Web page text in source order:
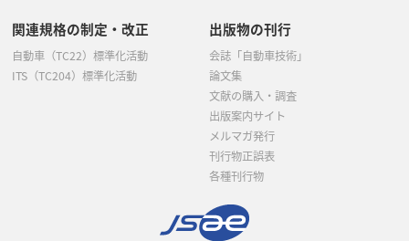
関連規格の制定・改正
自動車（TC22）標準化活動
ITS（TC204）標準化活動
出版物の刊行
会誌「自動車技術」
論文集
文献の購入・調査
出版案内サイト
メルマガ発行
刊行物正誤表
各種刊行物